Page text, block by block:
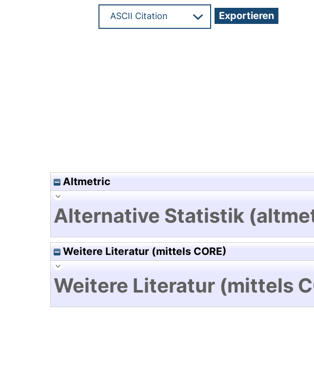
Altmetric
Alternative Statistik
Weitere Literatur (mittels CORE)
Weitere Literatur (mittels